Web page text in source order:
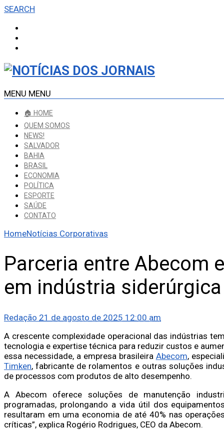
SEARCH
MENU MENU
🏠 HOME
QUEM SOMOS
NEWS!
SALVADOR
BAHIA
BRASIL
ECONOMIA
POLÍTICA
ESPORTE
SAÚDE
CONTATO
HomeNotícias Corporativas
Parceria entre Abecom
em indústria siderúrgica
Redação 21 de agosto de 2025 12:00 am
A crescente complexidade operacional das indústrias
tecnologia e expertise técnica para reduzir custos e
essa necessidade, a empresa brasileira Abecom,
Timken, fabricante de rolamentos e outras soluções
de processos com produtos de alto desempenho.
A Abecom oferece soluções de manutenção
programadas, prolongando a vida útil dos
resultaram em uma economia de até 40% nas
críticas”, explica Rogério Rodrigues, CEO da Abecom.